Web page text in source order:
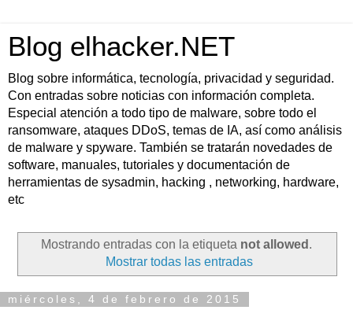
Blog elhacker.NET
Blog sobre informática, tecnología, privacidad y seguridad.
Con entradas sobre noticias con información completa.
Especial atención a todo tipo de malware, sobre todo el
ransomware, ataques DDoS, temas de IA, así como análisis
de malware y spyware. También se tratarán novedades de
software, manuales, tutoriales y documentación de
herramientas de sysadmin, hacking , networking, hardware,
etc
Mostrando entradas con la etiqueta not allowed .
Mostrar todas las entradas
miércoles, 4 de febrero de 2015